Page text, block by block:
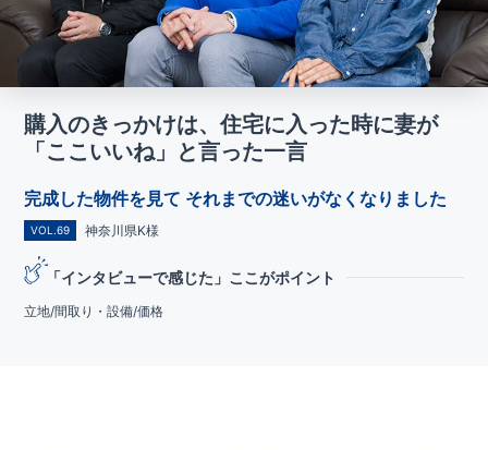
購入のきっかけは、住宅に入った時に妻が
「ここいいね」と言った一言
完成した物件を見て それまでの迷いがなくなりました
VOL.69 神奈川県K様
「インタビューで感じた」ここがポイント
立地/間取り・設備/価格